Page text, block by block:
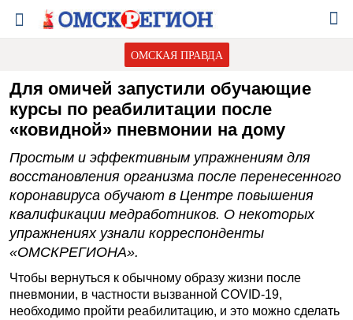
ОМСКАЯ ПРАВДА
Для омичей запустили обучающие
курсы по реабилитации после
«ковидной» пневмонии на дому
Простым и эффективным упражнениям для
восстановления организма после перенесенного
коронавируса обучают в Центре повышения
квалификации медработников. О некоторых
упражнениях узнали корреспонденты
«ОМСКРЕГИОНА».
Чтобы вернуться к обычному образу жизни после
пневмонии, в частности вызванной COVID-19,
необходимо пройти реабилитацию, и это можно сделать